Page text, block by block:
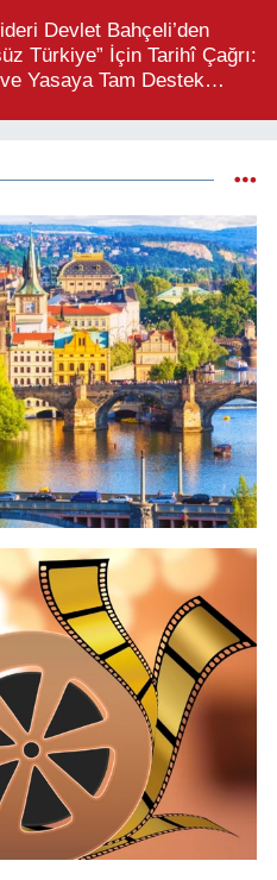
Devlet Bahçeli’den
Türkiye” İçin Tarihî Çağrı:
Yasaya Tam Destek